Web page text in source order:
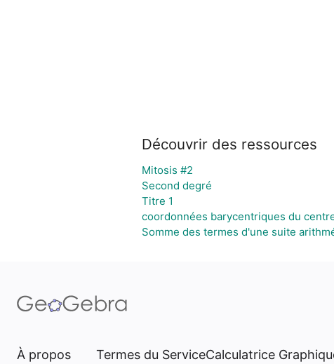
Découvrir des ressources
Mitosis #2
Second degré
Titre 1
coordonnées barycentriques du
Somme des termes d'une suite
À propos Termes du ServiceCalculatrice